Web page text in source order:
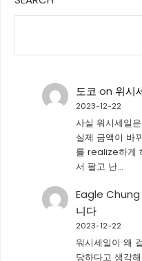
도코 on 위시
2023-12-22
사실 워시세일
실제 금액이 바
를 realize하게
서 팔고 난…
Eagle Chung
니다
2023-12-22
워시세일이 왜
당하다고 생각